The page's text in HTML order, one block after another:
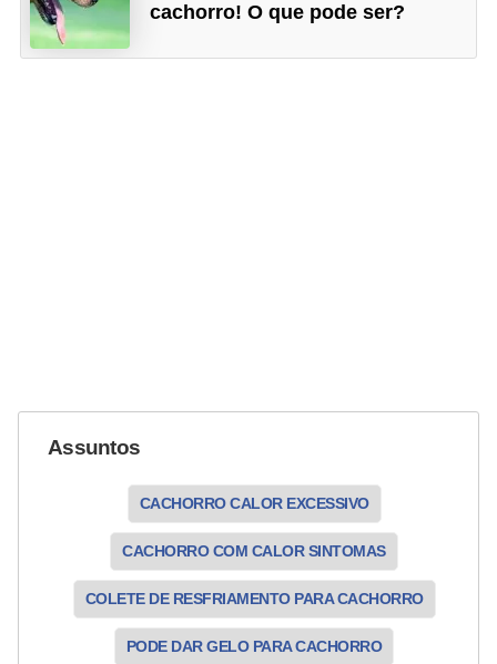
cachorro! O que pode ser?
Assuntos
CACHORRO CALOR EXCESSIVO
CACHORRO COM CALOR SINTOMAS
COLETE DE RESFRIAMENTO PARA CACHORRO
PODE DAR GELO PARA CACHORRO
t
e
a
ú